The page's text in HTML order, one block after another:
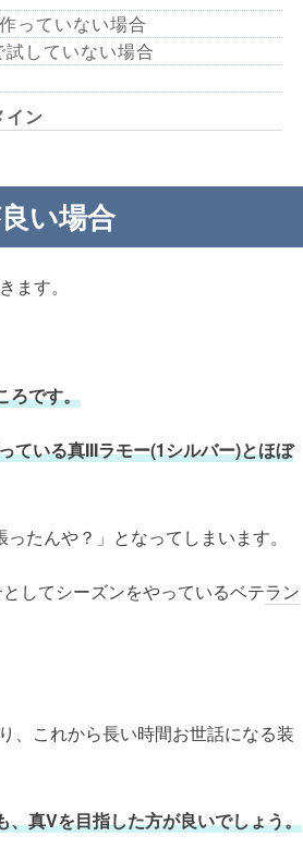
っていない場合
していない場合
イン
い場合
ます。
ろです。
ている真IIIラモー(1シルバー)とほぼ
たんや？」となってしまいます。
してシーズンをやっているベテラン
、これから長い時間お世話になる装
真Vを目指した方が良いでしょう。